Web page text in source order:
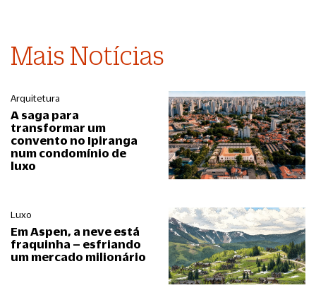
Mais Notícias
Arquitetura
A saga para
transformar um
convento no Ipiranga
num condomínio de
luxo
Luxo
Em Aspen, a neve está
fraquinha – esfriando
um mercado milionário